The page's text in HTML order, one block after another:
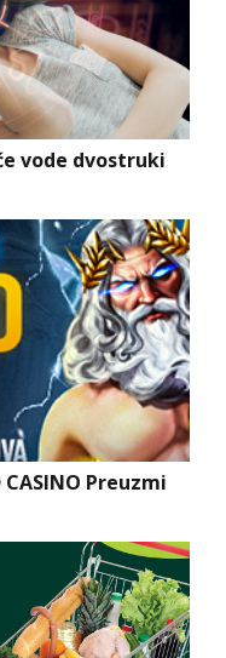
vode dvostruki
CASINO Preuzmi